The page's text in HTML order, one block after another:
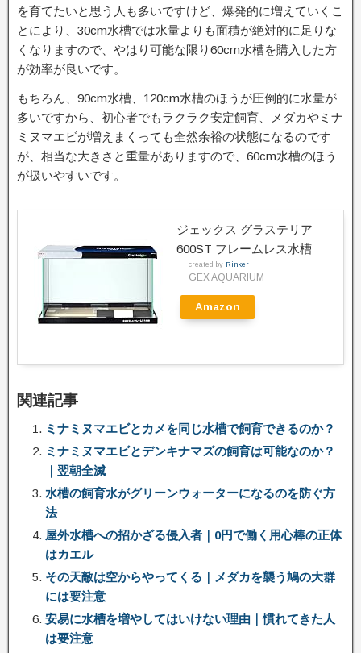
を育てたいと思う人も多いですけど、爆発的に増えていくこ
とにより、30cm水槽では水量よりも面積が絶対的に足りな
くなりますので、やはり可能な限り60cm水槽を購入した方
が効率が良いです。
もちろん、90cm水槽、120cm水槽のほうが圧倒的に水量が
多いですから、初心者でもラクラク安定飼育、メダカやミナ
ミヌマエビが増えまくっても全然余裕の状態になるのです
が、相当な大きさと重量がありますので、60cm水槽のほう
が扱いやすいです。
ジェックス グラステリア
600ST フレームレス水槽
created by Rinker
GEX AQUARIUM
Amazon
関連記事
ミナミヌマエビとカメを同じ水槽で飼育できるのか？
ミナミヌマエビとデンキナマズの飼育は可能なのか？
｜翌朝全滅
水槽の飼育水がグリーンウォーターになるのを防ぐ方
法
屋外水槽への招かざる侵入者｜0円で働く用心棒の正体
はカエル
その天敵は空からやってくる｜メダカを襲う鳩の大群
には要注意
安易に水槽を増やしてはいけない理由｜慣れてきた人
は要注意